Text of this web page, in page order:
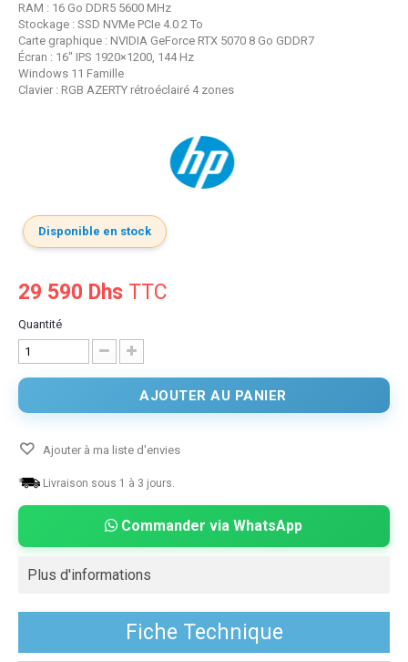
RAM : 16 Go DDR5 5600 MHz
Stockage : SSD NVMe PCIe 4.0 2 To
Carte graphique : NVIDIA GeForce RTX 5070 8 Go GDDR7
Écran : 16" IPS 1920×1200, 144 Hz
Windows 11 Famille
Clavier : RGB AZERTY rétroéclairé 4 zones
Disponible en stock
29 590 Dhs TTC
Quantité
AJOUTER AU PANIER
Ajouter à ma liste d'envies
Livraison sous 1 à 3 jours.
Commander via WhatsApp
Plus d'informations
Fiche Technique